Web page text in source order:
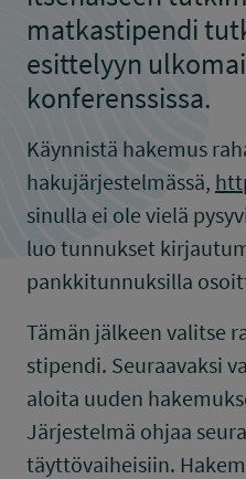
matkastipendi
esittelyyn
konferenssissa.
Käynnistä hakemus
hakujärjestelmässä,
sinulla ei ole vielä
luo tunnukset
pankkitunnuksilla
Tämän jälkeen valitse
stipendi. Seuraavaksi
aloita uuden
Järjestelmä ohjaa
täyttövaiheisiin.